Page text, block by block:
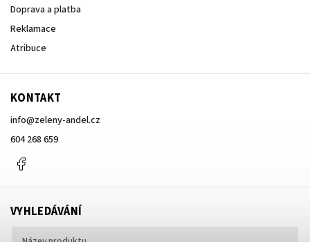
Doprava a platba
Reklamace
Atribuce
KONTAKT
info@zeleny-andel.cz
604 268 659
VYHLEDÁVÁNÍ